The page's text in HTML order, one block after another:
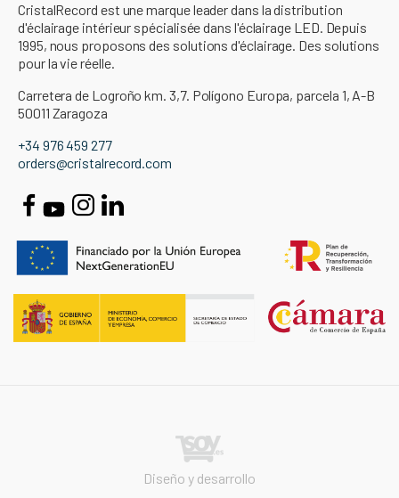
CristalRecord est une marque leader dans la distribution
d'éclairage intérieur spécialisée dans l'éclairage LED. Depuis
1995, nous proposons des solutions d'éclairage. Des solutions
pour la vie réelle.
Carretera de Logroño km. 3,7. Polígono Europa, parcela 1, A-B
50011 Zaragoza
+34 976 459 277
orders@cristalrecord.com
Diseño y desarrollo